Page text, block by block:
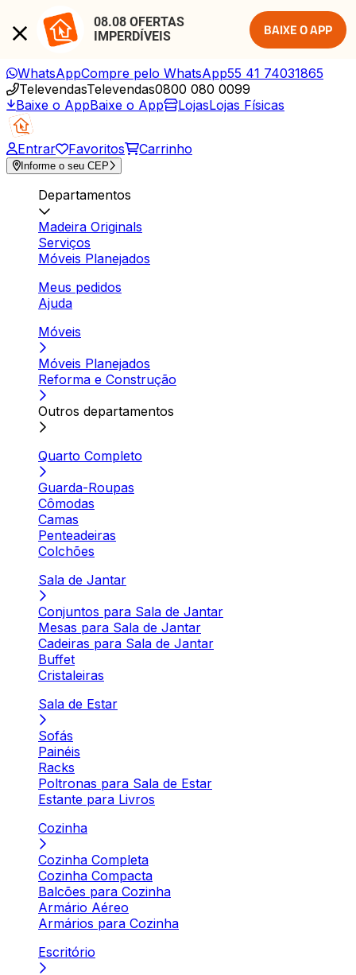
08.08 OFERTAS
IMPERDÍVEIS
BAIXE O APP
WhatsAppCompre pelo WhatsApp55 41 74031865
TelevendasTelevendas0800 080 0099
Baixe o AppBaixe o App LojasLojas Físicas
Entrar Favoritos Carrinho
Informe o seu CEP
Departamentos
Madeira Originals
Serviços
Móveis Planejados
Meus pedidos
Ajuda
Móveis
Móveis Planejados
Reforma e Construção
Outros departamentos
Quarto Completo
Guarda-Roupas
Cômodas
Camas
Penteadeiras
Colchões
Sala de Jantar
Conjuntos para Sala de Jantar
Mesas para Sala de Jantar
Cadeiras para Sala de Jantar
Buffet
Cristaleiras
Sala de Estar
Sofás
Painéis
Racks
Poltronas para Sala de Estar
Estante para Livros
Cozinha
Cozinha Completa
Cozinha Compacta
Balcões para Cozinha
Armário Aéreo
Armários para Cozinha
Escritório